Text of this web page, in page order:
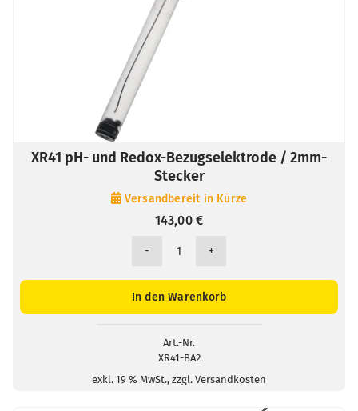
XR41 pH- und Redox-Bezugselektrode / 2mm-
Stecker
Versandbereit in Kürze
143,00€
XR41
und
/
2mm-
Stecker
In den Warenkorb
Art.-Nr.
XR41-BA2
exkl. 19 % MwSt., zzgl. Versandkosten